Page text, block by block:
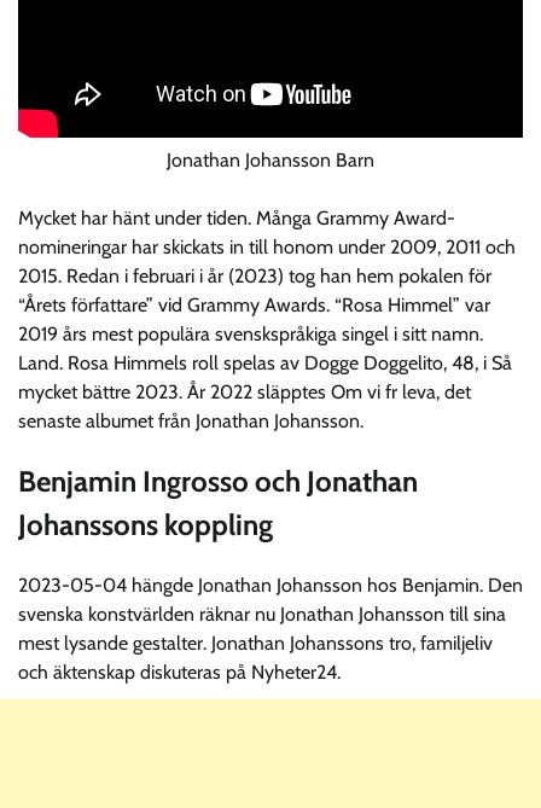
Jonathan Johansson Barn
Mycket har hänt under tiden. Många Grammy Award-
nomineringar har skickats in till honom under 2009, 2011 och
2015. Redan i februari i år (2023) tog han hem pokalen för
“Årets författare” vid Grammy Awards. “Rosa Himmel” var
2019 års mest populära svenskspråkiga singel i sitt namn.
Land. Rosa Himmels roll spelas av Dogge Doggelito, 48, i Så
mycket bättre 2023. År 2022 släpptes Om vi fr leva, det
senaste albumet från Jonathan Johansson.
Benjamin Ingrosso och Jonathan
Johanssons koppling
2023-05-04 hängde Jonathan Johansson hos Benjamin. Den
svenska konstvärlden räknar nu Jonathan Johansson till sina
mest lysande gestalter. Jonathan Johanssons tro, familjeliv
och äktenskap diskuteras på Nyheter24.